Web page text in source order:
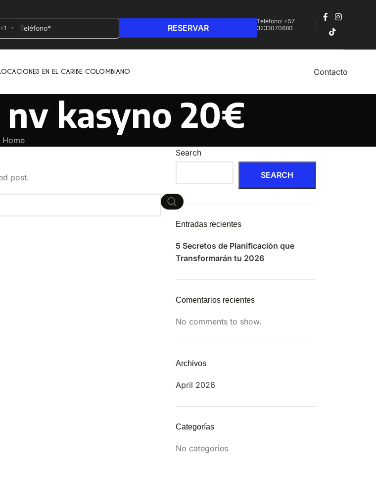
+1
Teléfono: +57
3233070680‬
EN EL CARIBE COLOMBIANO Contacto
kasyno 20€
Home
post.
Search
SEARCH
Entradas recientes
5 Secretos de Planificación que
Transformarán tu 2026
Comentarios recientes
No comments to show.
Archivos
April 2026
Categorías
No categories